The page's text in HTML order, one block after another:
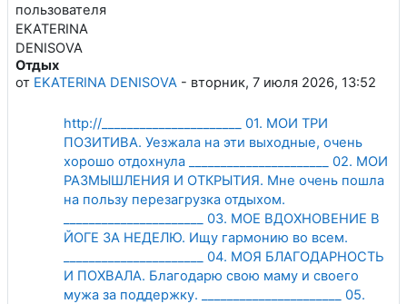
Отдых
от EKATERINA DENISOVA - вторник, 7 июля 2026, 13:52
Количество ответов: 0
http://______________________ 01. МОИ ТРИ
ПОЗИТИВА. Уезжала на эти выходные, очень
хорошо отдохнула ______________________ 02. МОИ
РАЗМЫШЛЕНИЯ И ОТКРЫТИЯ. Мне очень пошла
на пользу перезагрузка отдыхом.
______________________ 03. МОЕ ВДОХНОВЕНИЕ В
ЙОГЕ ЗА НЕДЕЛЮ. Ищу гармонию во всем.
______________________ 04. МОЯ БЛАГОДАРНОСТЬ
И ПОХВАЛА. Благодарю свою маму и своего
мужа за поддержку. ______________________ 05.